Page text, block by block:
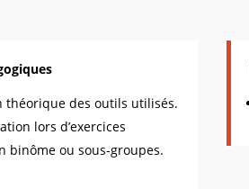
théorique des outils utilisés.
lors d’exercices
binôme ou sous-groupes.